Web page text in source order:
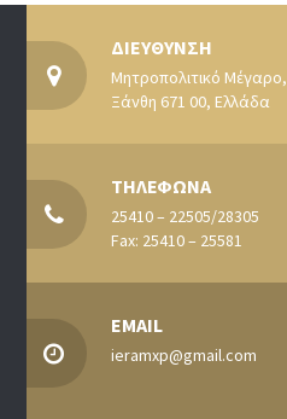
ΔΙΕΥΘΥΝΣΗ
Μητροπολιτικό Μέγαρο,
Ξάνθη 671 00, Ελλάδα
ΤΗΛΕΦΩΝΑ
25410 – 22505/28305
Fax: 25410 – 25581
EMAIL
ieramxp@gmail.com